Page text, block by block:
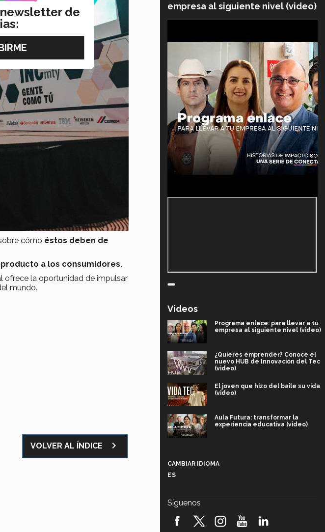
cómo éstos deben de
a los consumidores.
ofrece la oportunidad de impulsar
mundo.
VOLVER AL ÍNDICE navigate_next
empresa al siguiente nivel (video)
Videos
Programa enlace: para llevar a tu
empresa al siguiente nivel (video)
¿Quieres emprender? Conoce el
nuevo HUB de Innovación del Tec
(video)
El joven que hizo del baile su vida
(video)
Aula Futura: transformar la
experiencia educativa (video)
robótica FIRST 2026! (video)
CAMBIAR IDIOMA
ES
Síguenos
de